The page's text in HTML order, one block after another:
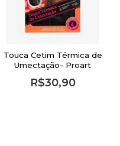
Touca Cetim Térmica de
Umectação- Proart
R$30,90